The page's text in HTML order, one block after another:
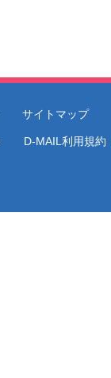
サイトマップ
D-MAIL利用規約